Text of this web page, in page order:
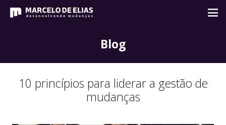
Blog
10 princípios para liderar a gestão de
mudanças